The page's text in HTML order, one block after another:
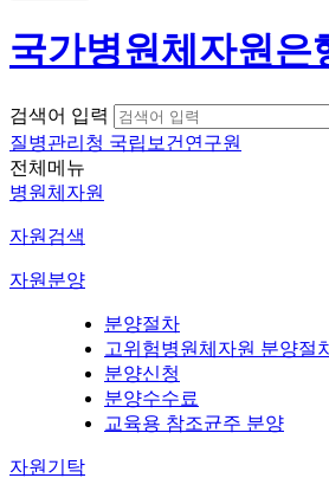
국가병원체자원은
검색어 입력
질병관리청 국립보건연구원
전체메뉴
병원체자원
자원검색
자원분양
분양절차
고위험병원체자원 분양절
분양신청
분양수수료
교육용 참조균주 분양
자원기탁